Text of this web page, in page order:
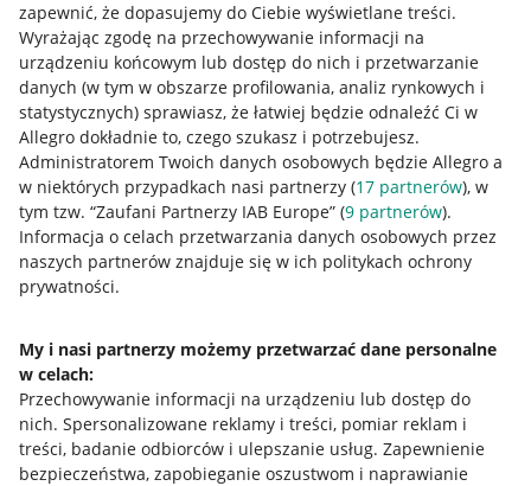
zapewnić, że dopasujemy do Ciebie wyświetlane treści.
Wyrażając zgodę na przechowywanie informacji na
urządzeniu końcowym lub dostęp do nich i przetwarzanie
danych (w tym w obszarze profilowania, analiz rynkowych i
statystycznych) sprawiasz, że łatwiej będzie odnaleźć Ci w
Allegro dokładnie to, czego szukasz i potrzebujesz.
Administratorem Twoich danych osobowych będzie Allegro a
w niektórych przypadkach nasi partnerzy (17 partnerów), w
tym tzw. “Zaufani Partnerzy IAB Europe” (9 partnerów).
Informacja o celach przetwarzania danych osobowych przez
naszych partnerów znajduje się w ich politykach ochrony
prywatności.
My i nasi partnerzy możemy przetwarzać dane personalne
w celach:
Przechowywanie informacji na urządzeniu lub dostęp do
nich. Spersonalizowane reklamy i treści, pomiar reklam i
treści, badanie odbiorców i ulepszanie usług. Zapewnienie
bezpieczeństwa, zapobieganie oszustwom i naprawianie
Przydatne informacje
Jak to działa
Allegro Gadane dla sprzedających
Allegro Gadane dla kupujących
Mapa miejscowości